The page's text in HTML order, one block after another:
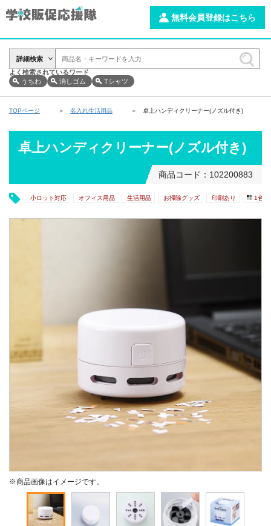
無料会員登録はこちら
詳細検索
よく検索されているワード
うちわ
消しゴム Tシャツ
TOPページ 名入れ生活用品 卓上ハンディクリーナー(ノズル付き)
卓上ハンディクリーナー(ノズル付き)
商品コード：102200883
小ロット対応 オフィス用品 生活用品 お掃除グッズ 印刷あり 1色印
※商品画像はイメージです。